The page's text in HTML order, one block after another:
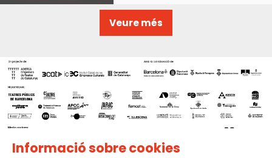
Veure més
Informació sobre cookies